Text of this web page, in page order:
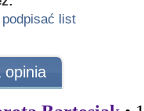
list
opinia